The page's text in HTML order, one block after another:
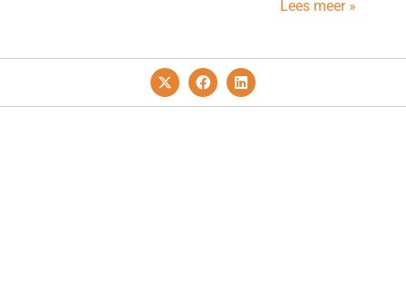
Lees meer »